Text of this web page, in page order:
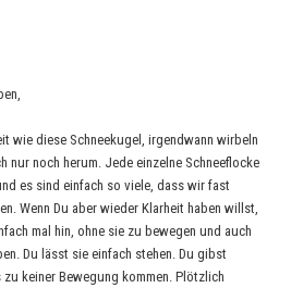
wie diese Schneekugel, irgendwann wirbeln
nur noch herum. Jede einzelne Schneeflocke
es sind einfach so viele, dass wir fast
Wenn Du aber wieder Klarheit haben willst,
mal hin, ohne sie zu bewegen und auch
Du lässt sie einfach stehen. Du gibst
keiner Bewegung kommen. Plötzlich